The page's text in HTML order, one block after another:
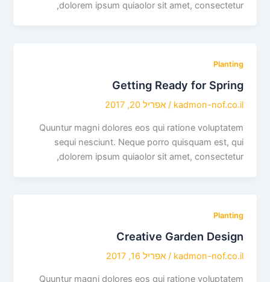
dolorem ipsum quiaolor sit amet, consectetur,
Planting
Getting Ready for Spring
kadmon-nof.co.il
/אפריל 20, 2017
Quuntur magni dolores eos qui ratione voluptatem
sequi nesciunt. Neque porro quisquam est, qui
dolorem ipsum quiaolor sit amet, consectetur,
Planting
Creative Garden Design
kadmon-nof.co.il
/אפריל 16, 2017
Quuntur magni dolores eos qui ratione voluptatem